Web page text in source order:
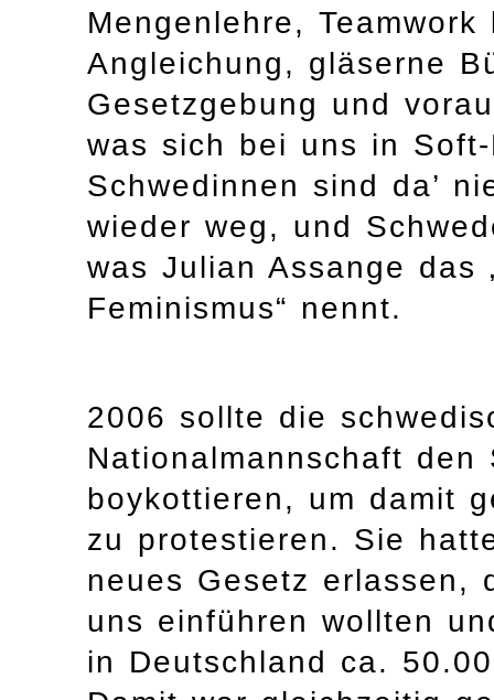
Mengenlehre,
Angleichung, gläserne
Gesetzgebung und
was sich bei uns in
Schwedinnen sind da’
wieder weg, und
was Julian Assange das
Feminismus“ nennt.
2006 sollte die
Nationalmannschaft den
boykottieren, um damit
zu protestieren. Sie
neues Gesetz erlassen,
uns einführen wollten
in Deutschland ca.